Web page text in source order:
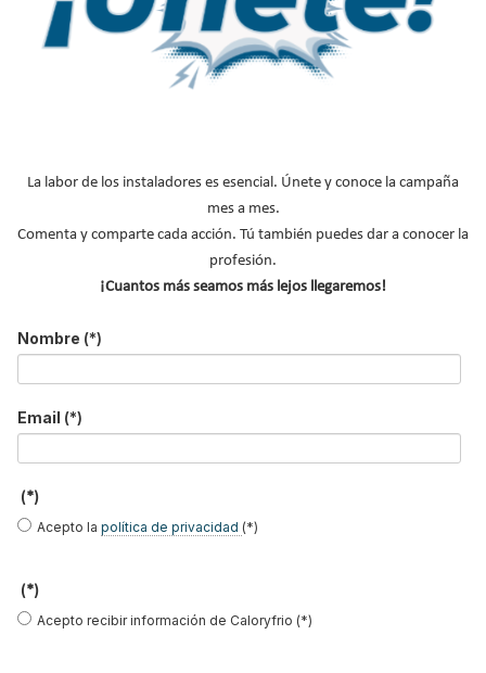
MÁS SOBRE NORMATIVAS
Normativas calefacción
RITE
La labor de los instaladores es esencial. Únete y conoce la campaña
mes a mes.
Comenta y comparte cada acción. Tú también puedes dar a conocer la
profesión.
¡Cuantos más seamos más lejos llegaremos!
Nombre (*)
Email (*)
(*)
Acepto la política de privacidad (*)
(*)
Acepto recibir información de Caloryfrio (*)